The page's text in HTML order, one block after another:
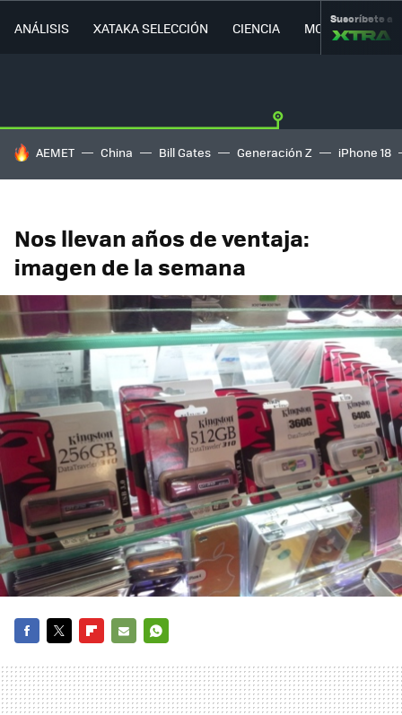
ANÁLISIS XATAKA SELECCIÓN CIENCIA MOVILIDAD
Suscríbete a
HOY SE HABLA DE
AEMET China Bill Gates Generación Z iPhone 18
Nos llevan años de ventaja:
imagen de la semana
MAIL